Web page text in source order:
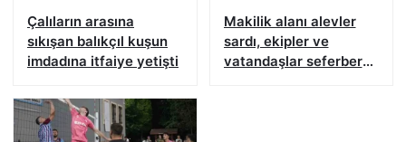
Çalıların arasına
sıkışan balıkçıl kuşun
imdadına itfaiye yetişti
Makilik alanı alevler
sardı, ekipler ve
vatandaşlar seferber